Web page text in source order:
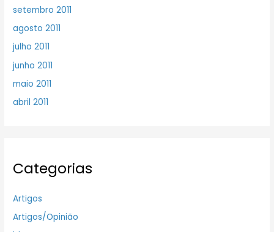
setembro 2011
agosto 2011
julho 2011
junho 2011
maio 2011
abril 2011
Categorias
Artigos
Artigos/Opinião